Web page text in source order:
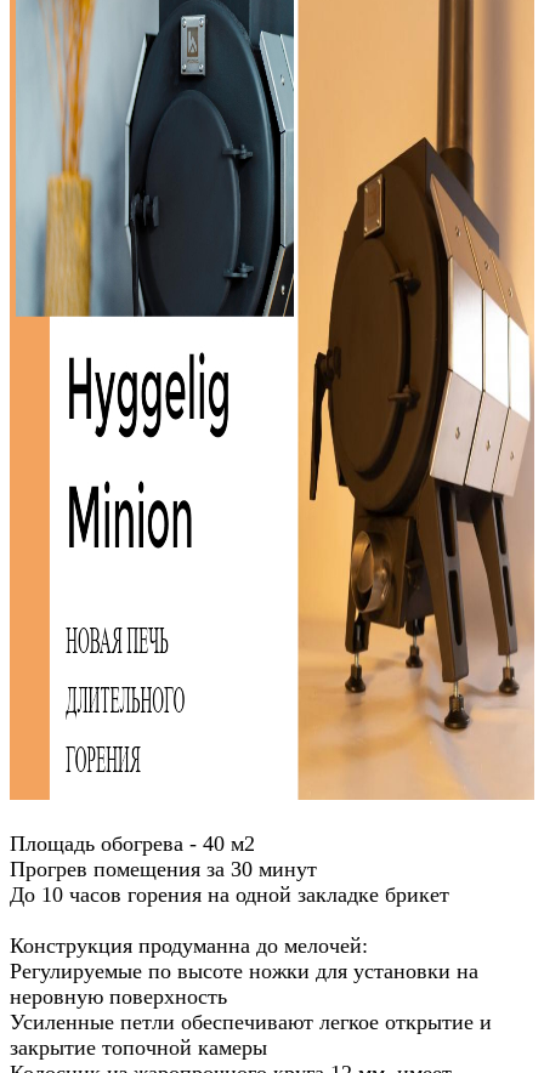
Площадь обогрева - 40 м2
Прогрев помещения за 30 минут
До 10 часов горения на одной закладке брикет
Конструкция продуманна до мелочей:
Регулируемые по высоте ножки для установки на
неровную поверхность
Усиленные петли обеспечивают легкое открытие и
закрытие топочной камеры